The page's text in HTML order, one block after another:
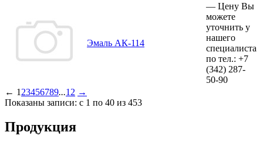
Эмаль АК-114
— Цену Вы
можете
уточнить у
нашего
специалиста
по тел.: +7
(342) 287-
50-90
← 1 23456789...12 →
Показаны записи: с 1 по 40 из 453
Продукция